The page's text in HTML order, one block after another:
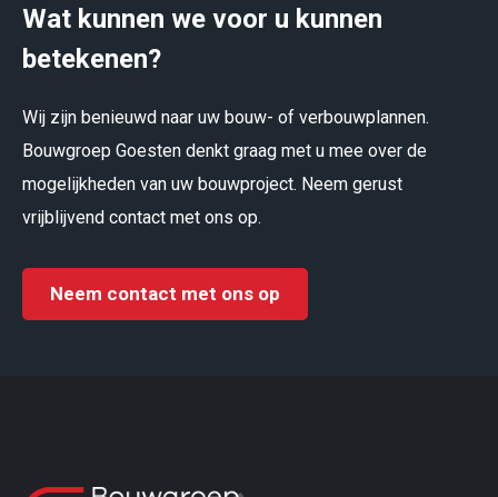
Wat kunnen we voor u kunnen
betekenen?
Wij zijn benieuwd naar uw bouw- of verbouwplannen.
Bouwgroep Goesten denkt graag met u mee over de
mogelijkheden van uw bouwproject. Neem gerust
vrijblijvend contact met ons op.
Neem contact met ons op